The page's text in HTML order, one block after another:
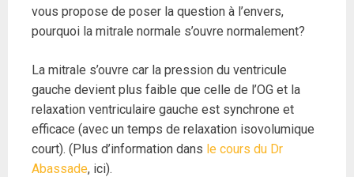
vous propose de poser la question à l’envers,
pourquoi la mitrale normale s’ouvre normalement?
La mitrale s’ouvre car la pression du ventricule
gauche devient plus faible que celle de l’OG et la
relaxation ventriculaire gauche est synchrone et
efficace (avec un temps de relaxation isovolumique
court). (Plus d’information dans le cours du Dr
Abassade, ici).